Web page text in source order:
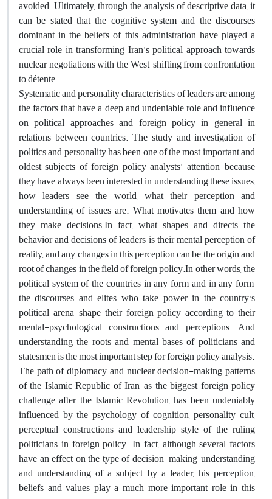
avoided. Ultimately, through the analysis of descriptive data, it
can be stated that the cognitive system and the discourses
dominant in the beliefs of this administration have played a
crucial role in transforming Iran's political approach towards
nuclear negotiations with the West, shifting from confrontation
to détente.
Systematic and personality characteristics of leaders are among
the factors that have a deep and undeniable role and influence
on political approaches and foreign policy in general in
relations between countries. The study and investigation of
politics and personality has been one of the most important and
oldest subjects of foreign policy analysts' attention, because
they have always been interested in understanding these issues,
how leaders see the world, what their perception and
understanding of issues are. What motivates them and how
they make decisions.In fact, what shapes and directs the
behavior and decisions of leaders is their mental perception of
reality, and any changes in this perception can be the origin and
root of changes in the field of foreign policy.In other words, the
political system of the countries in any form and in any form,
the discourses and elites who take power in the country's
political arena, shape their foreign policy according to their
mental-psychological constructions and perceptions. And
understanding the roots and mental bases of politicians and
statesmen is the most important step for foreign policy analysis.
The path of diplomacy and nuclear decision-making patterns
of the Islamic Republic of Iran, as the biggest foreign policy
challenge after the Islamic Revolution, has been undeniably
influenced by the psychology of cognition, personality cult,
perceptual constructions and leadership style of the ruling
politicians in foreign policy. In fact, although several factors
have an effect on the type of decision-making, understanding
and understanding of a subject by a leader, his perception,
beliefs and values ​​play a much more important role in this